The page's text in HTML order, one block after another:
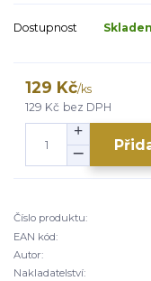
Dostupnost
129 Kč/ks
129 Kč bez DPH
Číslo produktu:
EAN kód:
Autor:
Nakladatelství: